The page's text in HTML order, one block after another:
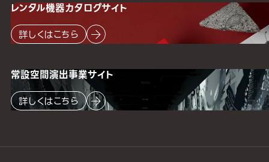
レンタル機器カタログサイト
詳しくはこちら
常設空間演出事業サイト
詳しくはこちら